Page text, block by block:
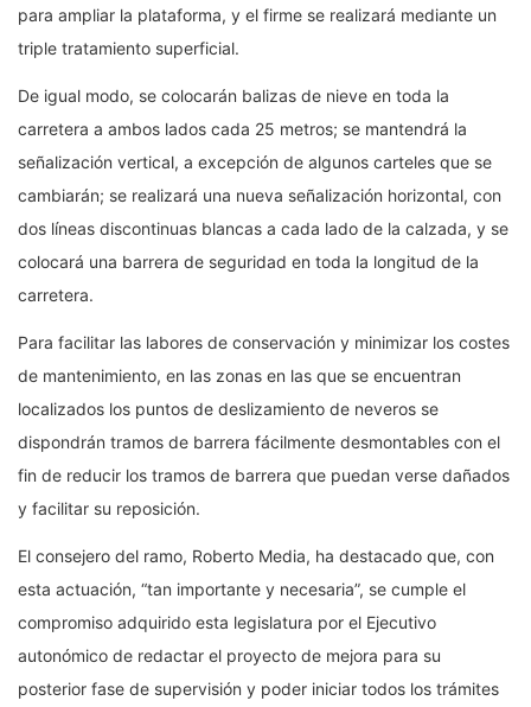
para ampliar la plataforma, y el firme se realizará mediante un
triple tratamiento superficial.
De igual modo, se colocarán balizas de nieve en toda la
carretera a ambos lados cada 25 metros; se mantendrá la
señalización vertical, a excepción de algunos carteles que se
cambiarán; se realizará una nueva señalización horizontal, con
dos líneas discontinuas blancas a cada lado de la calzada, y se
colocará una barrera de seguridad en toda la longitud de la
carretera.
Para facilitar las labores de conservación y minimizar los costes
de mantenimiento, en las zonas en las que se encuentran
localizados los puntos de deslizamiento de neveros se
dispondrán tramos de barrera fácilmente desmontables con el
fin de reducir los tramos de barrera que puedan verse dañados
y facilitar su reposición.
El consejero del ramo, Roberto Media, ha destacado que, con
esta actuación, “tan importante y necesaria”, se cumple el
compromiso adquirido esta legislatura por el Ejecutivo
autonómico de redactar el proyecto de mejora para su
posterior fase de supervisión y poder iniciar todos los trámites